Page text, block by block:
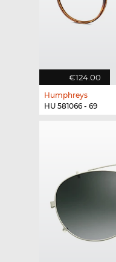
€124.00
Humphreys
HU 581066 - 69